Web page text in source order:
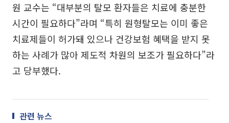
원 교수는 “대부분의 탈모 환자들은 치료에 충분한
시간이 필요하다”라며 “특히 원형탈모는 이미 좋은
치료제들이 허가돼 있으나 건강보험 혜택을 받지 못
하는 사례가 많아 제도적 차원의 보조가 필요하다”라
고 당부했다.
관련 뉴스